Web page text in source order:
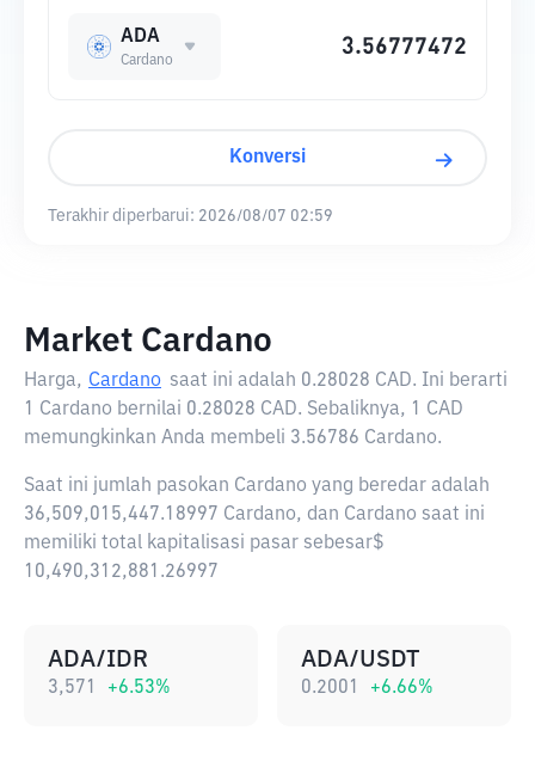
ADA
Cardano
Konversi
Terakhir diperbarui: 2026/08/07 02:59
Market Cardano
Harga, Cardano saat ini adalah 0.28028 CAD. Ini berarti
1 Cardano bernilai 0.28028 CAD. Sebaliknya, 1 CAD
memungkinkan Anda membeli 3.56786 Cardano.
Saat ini jumlah pasokan Cardano yang beredar adalah
36,509,015,447.18997 Cardano, dan Cardano saat ini
memiliki total kapitalisasi pasar sebesar$
10,490,312,881.26997
ADA/IDR
3,571 +6.53%
ADA/USDT
0.2001 +6.66%